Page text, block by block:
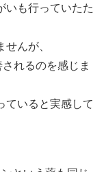
いも行っていたた
んが、
れるのを感じま
ていると実感して